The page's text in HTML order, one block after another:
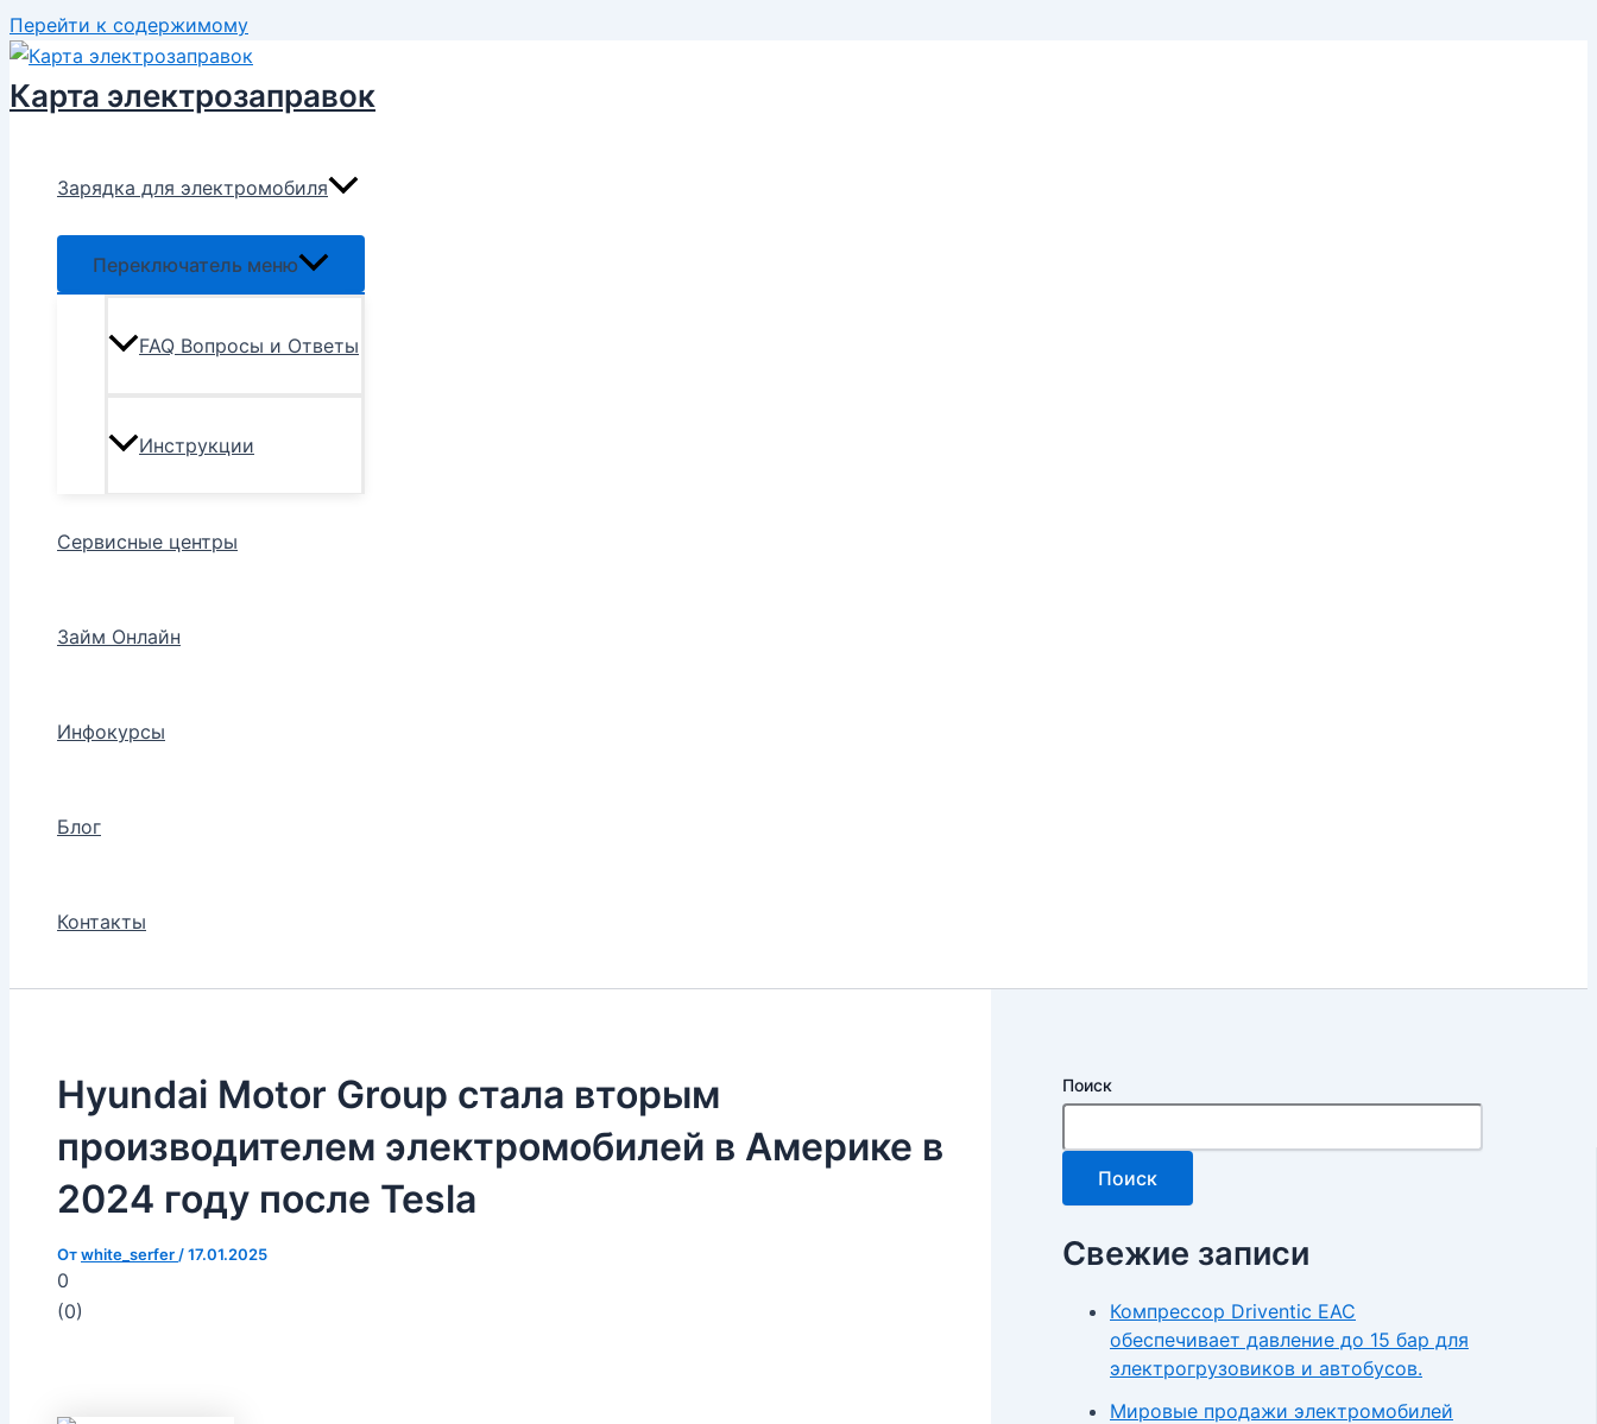
Перейти к содержимому
Карта электрозаправок
Зарядка для электромобиля
Переключатель меню
FAQ Вопросы и Ответы
Инструкции
Сервисные центры
Займ Онлайн
Инфокурсы
Блог
Контакты
Hyundai Motor Group стала вторым
производителем электромобилей в Америке в
2024 году после Tesla
Отwhite_serfer /17.01.2025
0
(0)
Поиск
Поиск
Свежие записи
Компрессор Driventic EAC
обеспечивает давление до 15 бар для
электрогрузовиков и автобусов.
Мировые продажи электромобилей